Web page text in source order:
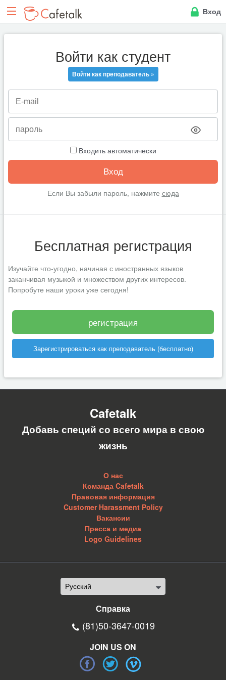
Вход
Войти как студент
Войти как преподаватель »
Входить автоматически
Если Вы забыли пароль, нажмите сюда
Бесплатная регистрация
Изучайте что-угодно, начиная с иностранных языков
заканчивая музыкой и множеством других интересов.
Попробуте наши уроки уже сегодня!
регистрация
Зарегистрироваться как преподаватель (бесплатно)
Cafetalk
Добавь специй со всего мира в свою
жизнь
О нас
Команда Cafetalk
Правовая информация
Customer Harassment Policy
Вакансии
Пресса и медиа
Logo Guidelines
Справка
(81)50-3647-0019
JOIN US ON